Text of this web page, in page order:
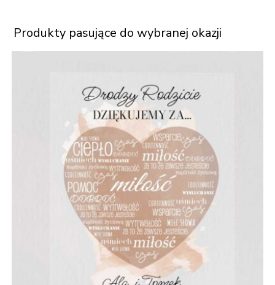
Produkty pasujące do wybranej okazji